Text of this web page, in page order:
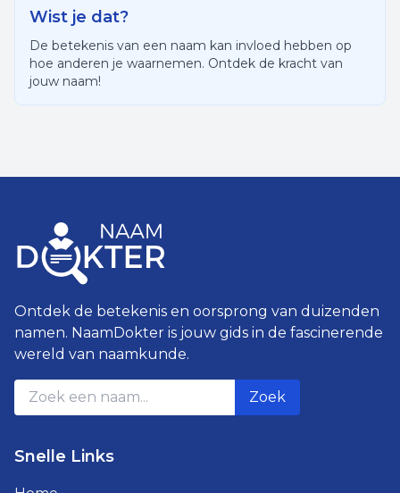
Wist je dat?
De betekenis van een naam kan invloed hebben op
hoe anderen je waarnemen. Ontdek de kracht van
jouw naam!
Ontdek de betekenis en oorsprong van duizenden
namen. NaamDokter is jouw gids in de fascinerende
wereld van naamkunde.
Zoek
Snelle Links